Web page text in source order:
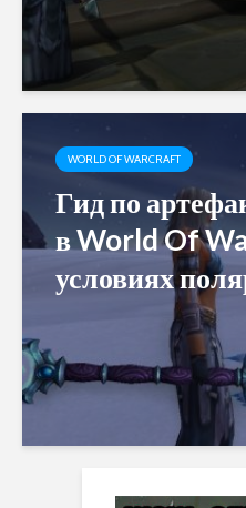
WORLD OF WARCRAFT
Гид по
в World Of
условиях